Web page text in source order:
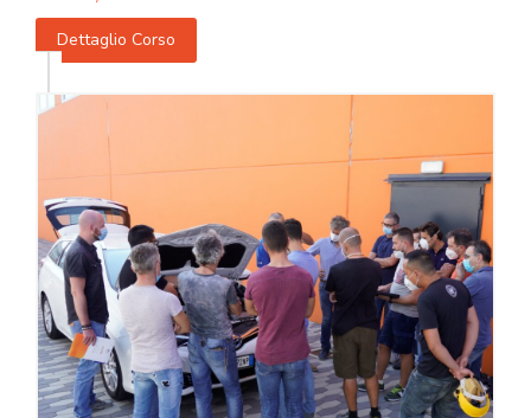
Dettaglio Corso